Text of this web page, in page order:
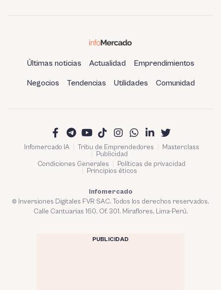
Últimas noticias Actualidad Emprendimientos
Negocios Tendencias Utilidades Comunidad
Infomercado IA Tribu de Emprendedores
Masterclass
Publicidad
Condiciones Generales
Políticas de privacidad
Principios éticos
Infomercado
© Inversiones Digitales FVR SAC. Todos los derechos reservados.
Calle Cantuarias 160. Of. 301. Miraflores, Lima-Perú.
PUBLICIDAD